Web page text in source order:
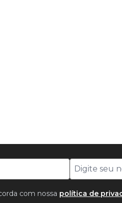
com nossa política de